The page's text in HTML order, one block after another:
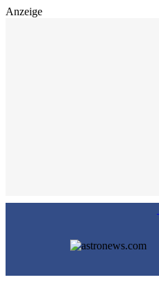
Anzeige